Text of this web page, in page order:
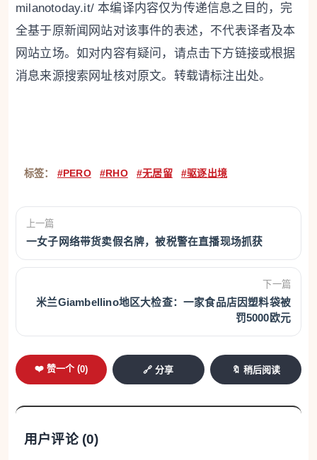
milanotoday.it/ 本编译内容仅为传递信息之目的，完
全基于原新闻网站对该事件的表述，不代表译者及本
网站立场。如对内容有疑问，请点击下方链接或根据
消息来源搜索网址核对原文。转载请标注出处。
标签： #PERO #RHO #无居留 #驱逐出境
上一篇
一女子网络带货卖假名牌，被税警在直播现场抓获
下一篇
米兰Giambellino地区大检查：一家食品店因塑料袋被
罚5000欧元
❤️ 赞一个 (0) 🔗 分享 🔖 稍后阅读
用户评论 (0)